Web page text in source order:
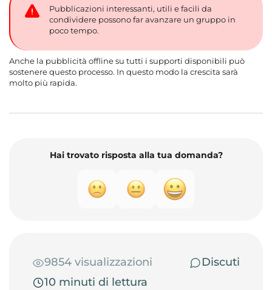
Pubblicazioni interessanti, utili e facili da
condividere possono far avanzare un gruppo in
poco tempo.
Anche la pubblicità offline su tutti i supporti disponibili può
sostenere questo processo. In questo modo la crescita sarà
molto più rapida.
Hai trovato risposta alla tua domanda?
9854 visualizzazioni
Discuti
10 minuti di lettura